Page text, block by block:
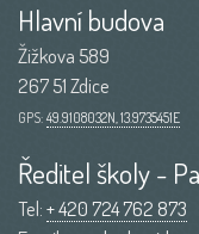
Hlavní budova
Žižkova 589
267 51 Zdice
GPS: 49.9108032N, 13.9735451E
Ředitel školy -
Tel:+ 420 724 762 873